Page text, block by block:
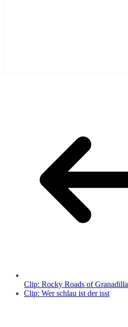
Clip: Rocky Roads of Granadilla
Clip: Wer schlau ist der isst